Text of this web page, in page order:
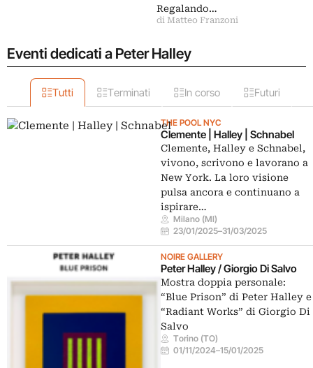
Regalando…
di Matteo Franzoni
Eventi dedicati a Peter Halley
Tutti Terminati In corso Futuri
THE POOL NYC
Clemente | Halley | Schnabel
Clemente, Halley e Schnabel,
vivono, scrivono e lavorano a
New York. La loro visione
pulsa ancora e continuano a
ispirare…
Milano (MI)
23/01/2025–31/03/2025
NOIRE GALLERY
Peter Halley / Giorgio Di Salvo
Mostra doppia personale:
“Blue Prison” di Peter Halley e
“Radiant Works” di Giorgio Di
Salvo
Torino (TO)
01/11/2024–15/01/2025